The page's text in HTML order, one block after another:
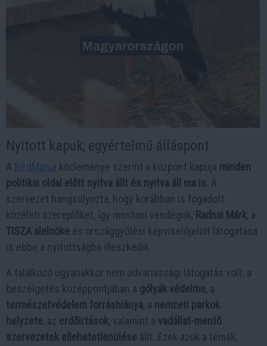
Nyitott kapuk, egyértelmű álláspont
A BirdMania közleménye szerint a központ kapuja minden
politikai oldal előtt nyitva állt és nyitva áll ma is . A
szervezet hangsúlyozta, hogy korábban is fogadott
közéleti szereplőket, így mostani vendégük, Radnai Márk, a
TISZA alelnöke és országgyűlési képviselőjelölt látogatása
is ebbe a nyitottságba illeszkedik.
A találkozó ugyanakkor nem udvariassági látogatás volt: a
beszélgetés középpontjában a gólyák védelme, a
természetvédelem forráshiánya, a nemzeti parkok
helyzete, az erdőirtások, valamint a vadállat-mentő
szervezetek ellehetetlenülése állt. Ezek azok a témák,